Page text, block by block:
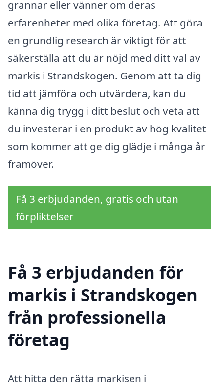
grannar eller vänner om deras
erfarenheter med olika företag. Att göra
en grundlig research är viktigt för att
säkerställa att du är nöjd med ditt val av
markis i Strandskogen. Genom att ta dig
tid att jämföra och utvärdera, kan du
känna dig trygg i ditt beslut och veta att
du investerar i en produkt av hög kvalitet
som kommer att ge dig glädje i många år
framöver.
Få 3 erbjudanden, gratis och utan
förpliktelser
Få 3 erbjudanden för
markis i Strandskogen
från professionella
företag
Att hitta den rätta markisen i